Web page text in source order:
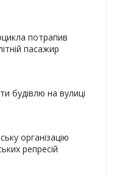
потрапив
пасажир
будівлю на вулиці
організацію
репресій